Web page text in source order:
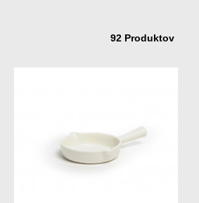
92 Produktov